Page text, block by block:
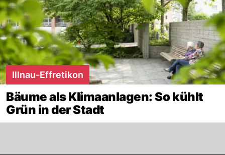
Illnau-Effretikon
Bäume als Klimaanlagen: So kühlt
Grün in der Stadt